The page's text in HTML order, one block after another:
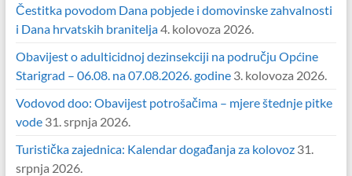
Čestitka povodom Dana pobjede i domovinske zahvalnosti
i Dana hrvatskih branitelja4. kolovoza 2026.
Obavijest o adulticidnoj dezinsekciji na području Općine
Starigrad – 06.08. na 07.08.2026. godine 3. kolovoza 2026.
Vodovod doo: Obavijest potrošačima – mjere štednje pitke
vode 31. srpnja 2026.
Turistička zajednica: Kalendar događanja za kolovoz 31.
srpnja 2026.